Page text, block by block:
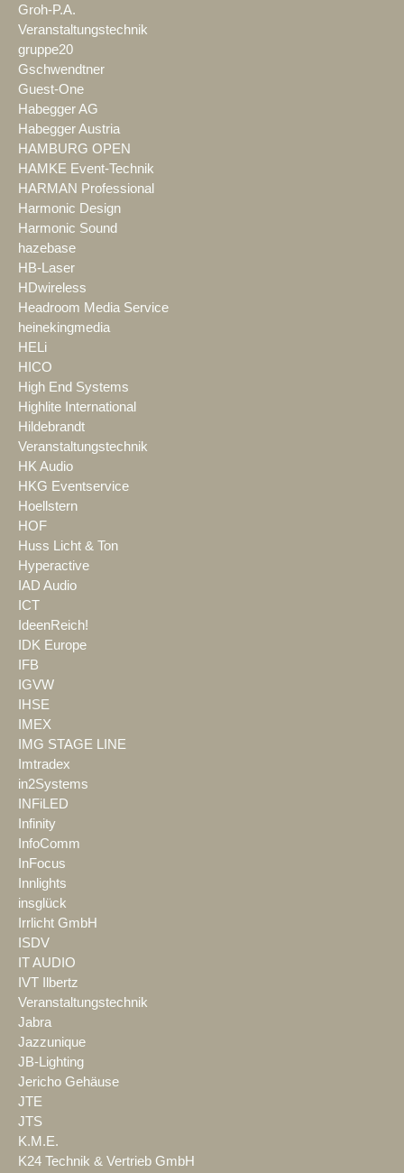
Groh-P.A.
Veranstaltungstechnik
gruppe20
Gschwendtner
Guest-One
Habegger AG
Habegger Austria
HAMBURG OPEN
HAMKE Event-Technik
HARMAN Professional
Harmonic Design
Harmonic Sound
hazebase
HB-Laser
HDwireless
Headroom Media Service
heinekingmedia
HELi
HICO
High End Systems
Highlite International
Hildebrandt
Veranstaltungstechnik
HK Audio
HKG Eventservice
Hoellstern
HOF
Huss Licht & Ton
Hyperactive
IAD Audio
ICT
IdeenReich!
IDK Europe
IFB
IGVW
IHSE
IMEX
IMG STAGE LINE
Imtradex
in2Systems
INFiLED
Infinity
InfoComm
InFocus
Innlights
insglück
Irrlicht GmbH
ISDV
IT AUDIO
IVT Ilbertz
Veranstaltungstechnik
Jabra
Jazzunique
JB-Lighting
Jericho Gehäuse
JTE
JTS
K.M.E.
K24 Technik & Vertrieb GmbH